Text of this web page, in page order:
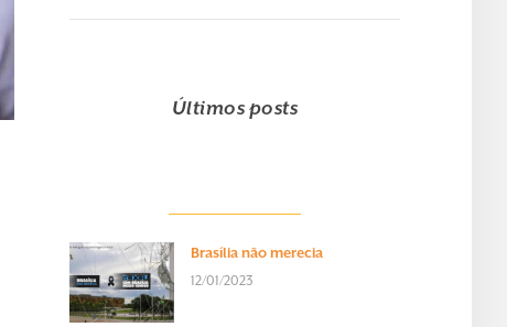
Últimos posts
Brasília não merecia
12/01/2023